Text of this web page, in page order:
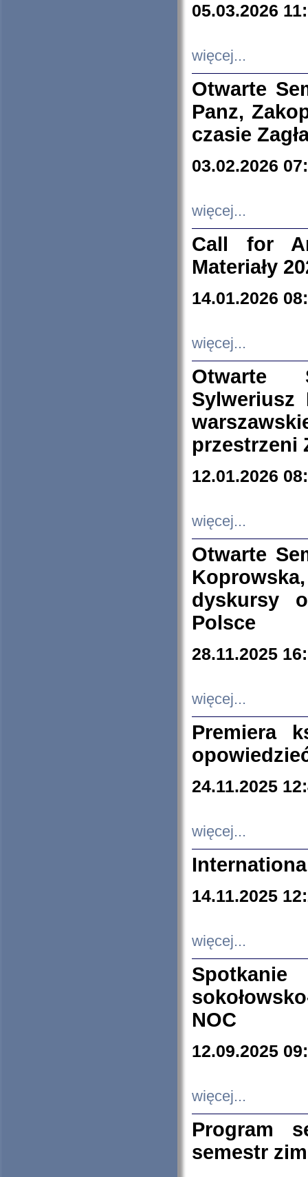
05.03.2026
więcej...
Otwarte
Panz,
czasie
03.02.2026
więcej...
Call for
Materiały
14.01.2026
więcej...
Otwarte
Sylweriusz
przestrzeni
12.01.2026
więcej...
Otwarte
dyskursy
Polsce
28.11.2025
więcej...
Premiera
24.11.2025
więcej...
14.11.2025
więcej...
NOC
12.09.2025
więcej...
Program
semestr